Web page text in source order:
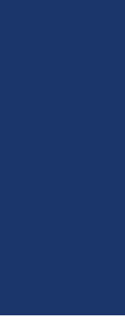
须提出书面复核申请，成绩
评卷评阅标准。考生如需进
理工大学工商管理学院专硕
1），按表格要求手写后，于
证照片发送至邮箱：
内的全日制工业工程与管理
排如下：
医院
印《复试通知书》和《体检
医院收取，须将校医院盖章